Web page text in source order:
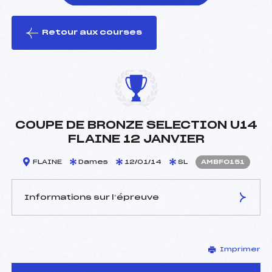
le ski
Retour aux courses
COUPE DE BRONZE SELECTION U14
FLAINE 12 JANVIER
FLAINE Dames 12/01/14 SL AMBF0151
Informations sur l’épreuve
DUFOURD BRUNO (MB)
Arbitre :
–
Imprimer